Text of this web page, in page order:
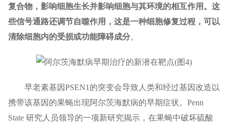
复合物，影响细胞生长并影响细胞与其环境的相互作用。这
些信号通路还调节自噬作用，这是一种细胞修复过程，可以
清除细胞内的受损或功能障碍成分。
早老素基因PSEN1的突变会导致人类和经过基因改造以
携带该基因的果蝇出现阿尔茨海默病的早期症状。Penn
State 研究人员领导的一项新研究揭示，在果蝇中破坏硫酸